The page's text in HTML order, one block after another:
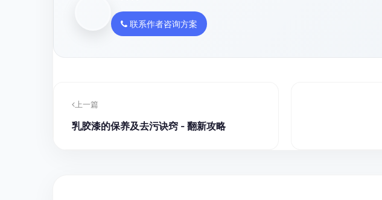
联系作者咨询方案
上一篇
乳胶漆的保养及去污诀窍 - 翻新攻略